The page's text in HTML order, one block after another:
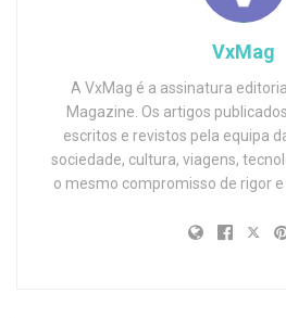
VxMag
A VxMag é a assinatura
Magazine. Os artigos
escritos e revistos pela equipa
sociedade, cultura, viagens,
o mesmo compromisso de rigor